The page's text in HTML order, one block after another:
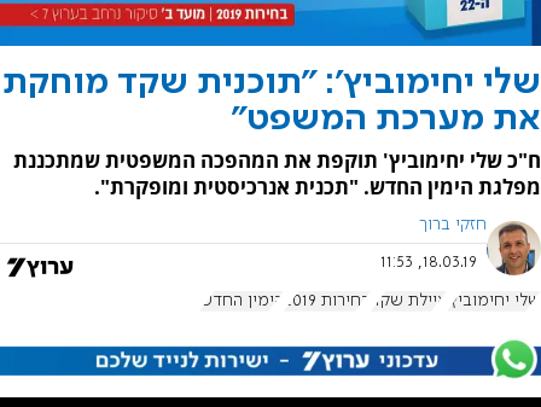
שלי יחימוביץ': "תוכנית שקד מוחקת
את מערכת המשפט"
ח"כ שלי יחימוביץ' תוקפת את המהפכה המשפטית שמתכננת
מפלגת הימין החדש. "תכנית אנרכיסטית ומופקרת".
חזקי ברוך
18.03.19, 11:53
שלי יחימוביץ' איילת שקד בחירות 2019 הימין החדש